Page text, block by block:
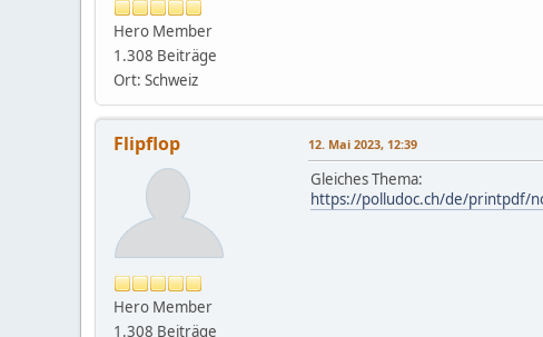
Hero Member
1.308 Beiträge
Ort: Schweiz
Flipflop
Hero Member
1.308 Beiträge
12. Mai 2023, 12:39
Gleiches Thema:
https://polludoc.ch/de/printpdf/